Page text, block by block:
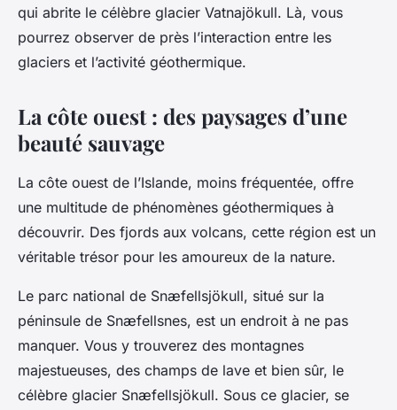
qui abrite le célèbre glacier Vatnajökull. Là, vous
pourrez observer de près l’interaction entre les
glaciers et l’activité géothermique.
La côte ouest : des paysages d’une
beauté sauvage
La côte ouest de l’Islande, moins fréquentée, offre
une multitude de phénomènes géothermiques à
découvrir. Des fjords aux volcans, cette région est un
véritable trésor pour les amoureux de la nature.
Le parc national de Snæfellsjökull, situé sur la
péninsule de Snæfellsnes, est un endroit à ne pas
manquer. Vous y trouverez des montagnes
majestueuses, des champs de lave et bien sûr, le
célèbre glacier Snæfellsjökull. Sous ce glacier, se